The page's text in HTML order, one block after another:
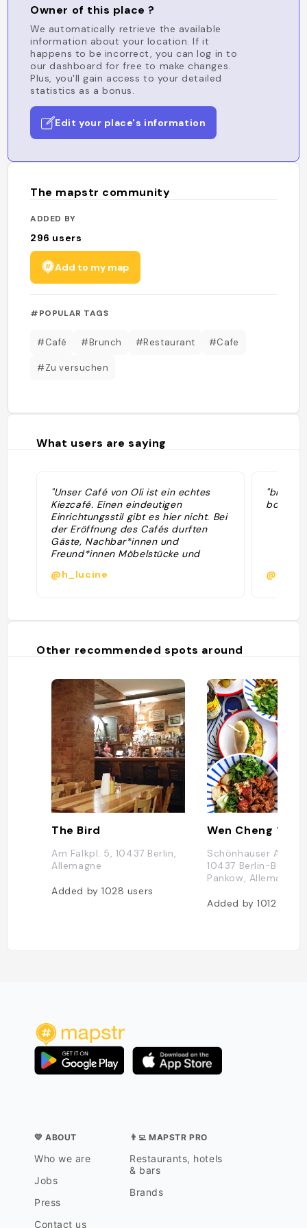
Owner of this place ?
We automatically retrieve the available
information about your location. If it
happens to be incorrect, you can log in to
our dashboard for free to make changes.
Plus, you'll gain access to your detailed
statistics as a bonus.
Edit your place's information
The mapstr community
ADDED BY
296 users
Add to my map
#POPULAR TAGS
#Café #Brunch #Restaurant #Cafe
#Zu versuchen
What users are saying
"Unser Café von Oli ist ein echtes
Kiezcafé. Einen eindeutigen
Einrichtungsstil gibt es hier nicht. Bei
der Eröffnung des Cafés durften
Gäste, Nachbar*innen und
Freund*innen Möbelstücke und
sieht es hier liebevoll chaotisch aus.
Vitrine. Weil der Bäcker Portugiese
leckere Natas und andere Leckereien
aus Jorges Heimat, wie Corroassa
Creme oder Bolo de Arroz. Auch
lecker: der Banana-Bread-Turm und
die Bowls."
@h_lucine
bon "
Other recommended spots around
The Bird
Am Falkpl. 5, 10437 Berlin,
Allemagne
Added by1028 users
Wen Cheng 1
Schönhauser Allee
10437 Berlin-Bezirk
Pankow, Allemagne
Added by1012
💛 ABOUT
Who we are
Jobs
Press
Contact us
👨‍💻 MAPSTR PRO
Restaurants, hotels
& bars
Brands